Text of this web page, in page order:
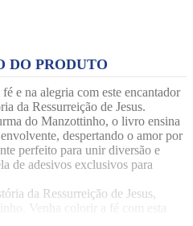
DO PRODUTO
e na alegria com este encantador
da Ressurreição de Jesus.
do Manzottinho, o livro ensina
despertando o amor por
perfeito para unir diversão e
de adesivos exclusivos para
da Ressurreição de Jesus,
Venha colorir a fé com esta